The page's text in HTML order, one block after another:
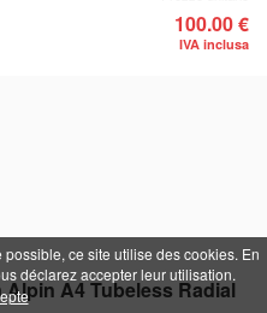
100.00 €
IVA inclusa
Alpin A4 Tubeless Radial
ce site utilise des cookies. En
déclarez accepter leur utilisation.